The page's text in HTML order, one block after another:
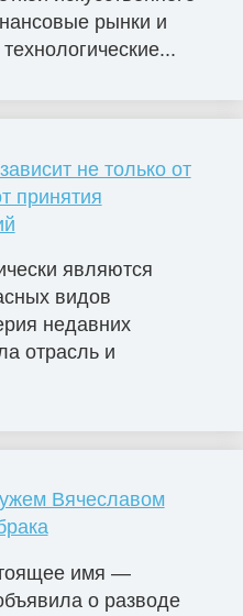
рынки и
не только от
принятия
являются
видов
недавних
отрасль и
Вячеславом
имя —
о разводе